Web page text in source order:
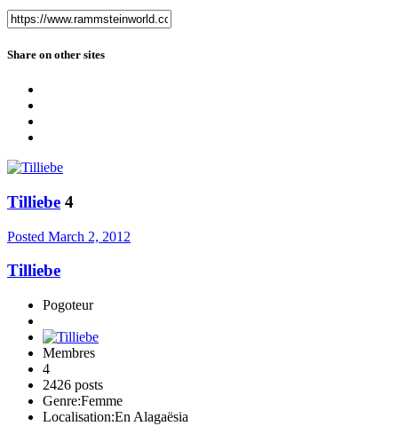
Share on other sites
Tilliebe 4
Posted March 2, 2012
Tilliebe
Pogoteur
Membres
4
2426 posts
Genre:Femme
Localisation:En Alagaësia